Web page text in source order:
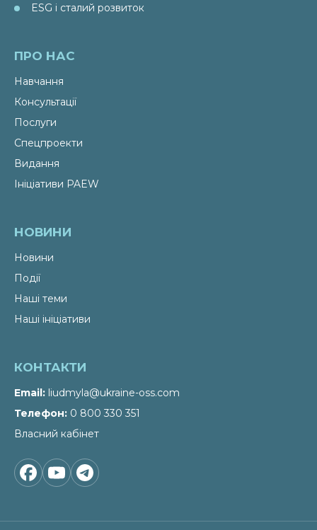
ESG і сталий розвиток
ПРО НАС
Навчання
Консультації
Послуги
Спецпроекти
Видання
Ініціативи PAEW
НОВИНИ
Новини
Події
Наші теми
Наші ініціативи
КОНТАКТИ
Email liudmyla@ukraine-oss.com
Телефон 0 800 330 351
Власний кабінет